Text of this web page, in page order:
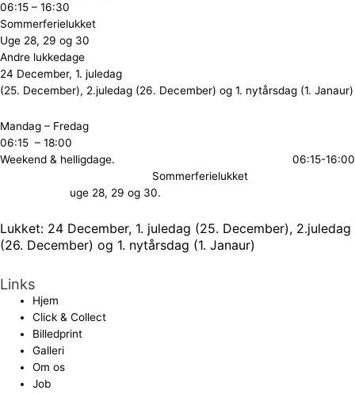
06:15 – 16:30
Sommerferielukket
Uge 28, 29 og 30
Andre lukkedage
24 December, 1. juledag
(25. December), 2.juledag (26. December) og 1. nytårsdag (1. Janaur)
Mandag – Fredag
06:15 – 18:00
Weekend & helligdage. 06:15-16:00
Sommerferielukket
uge 28, 29 og 30.
Lukket: 24 December, 1. juledag (25. December), 2.juledag
(26. December) og 1. nytårsdag (1. Janaur)
Links
Hjem
Click & Collect
Billedprint
Galleri
Om os
Job